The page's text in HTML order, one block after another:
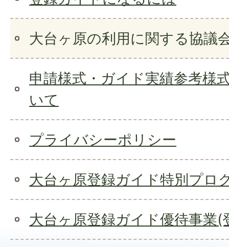
大台ヶ原の利用に関する協議
申請様式・ガイド実績参考様
いて
プライバシーポリシー
大台ヶ原登録ガイド特別プロ
大台ヶ原登録ガイド優待事業